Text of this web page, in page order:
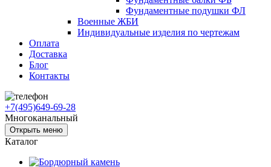
Фундаментные подушки ФЛ
Военные ЖБИ
Индивидуальные изделия по чертежам
Оплата
Доставка
Блог
Контакты
+7(495)649-69-28
Многоканальный
Открыть меню
Каталог